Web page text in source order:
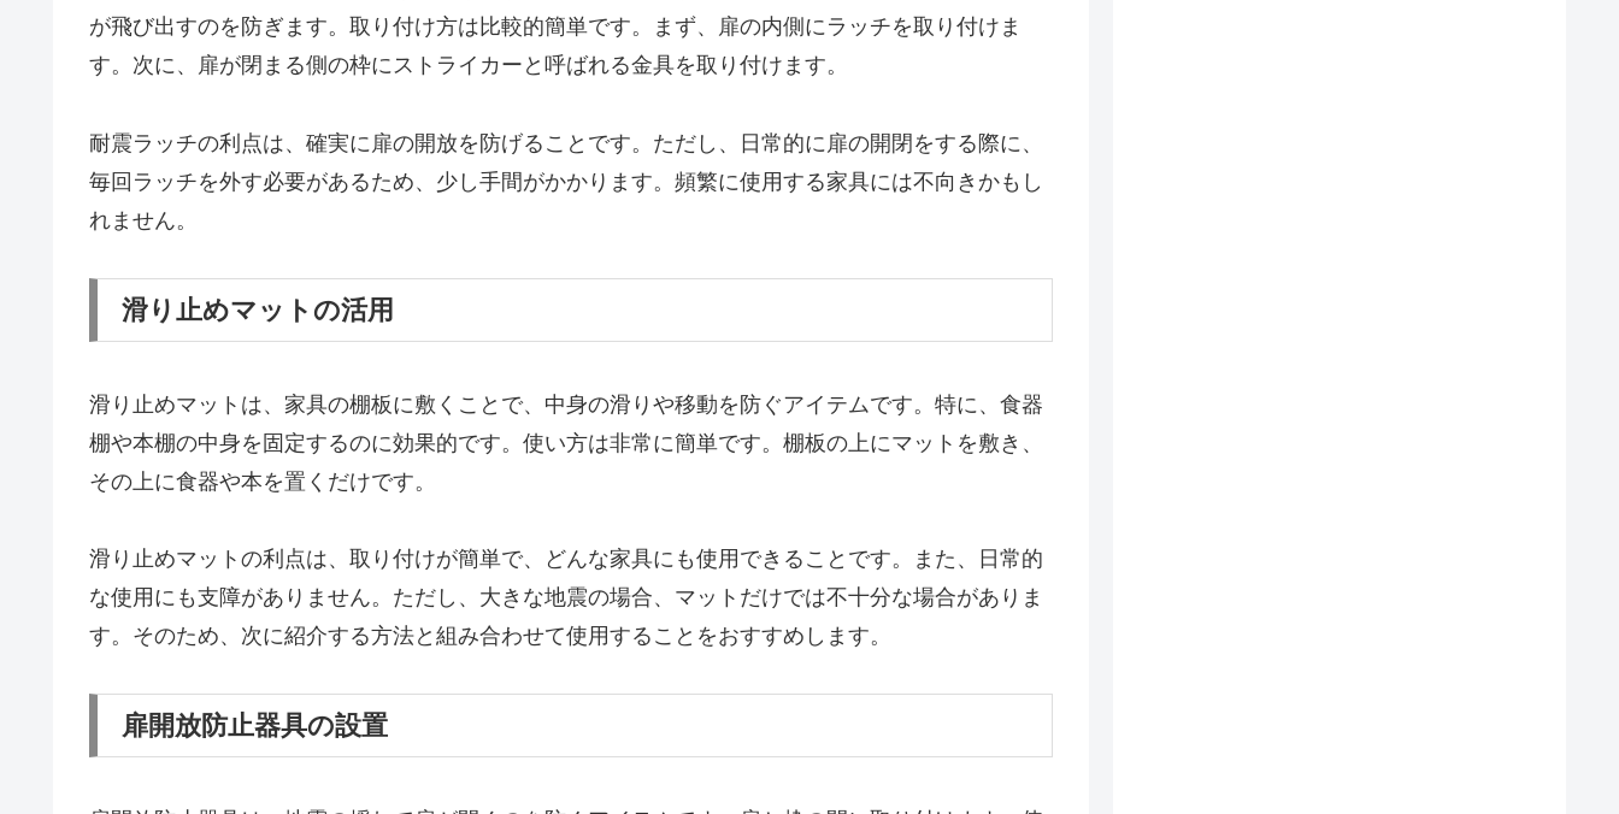
が飛び出すのを防ぎます。取り付け方は比較的簡単です。まず、扉の内側にラッチを取り付けま
す。次に、扉が閉まる側の枠にストライカーと呼ばれる金具を取り付けます。
耐震ラッチの利点は、確実に扉の開放を防げることです。ただし、日常的に扉の開閉をする際に、
毎回ラッチを外す必要があるため、少し手間がかかります。頻繁に使用する家具には不向きかもし
れません。
滑り止めマットの活用
滑り止めマットは、家具の棚板に敷くことで、中身の滑りや移動を防ぐアイテムです。特に、食器
棚や本棚の中身を固定するのに効果的です。使い方は非常に簡単です。棚板の上にマットを敷き、
その上に食器や本を置くだけです。
滑り止めマットの利点は、取り付けが簡単で、どんな家具にも使用できることです。また、日常的
な使用にも支障がありません。ただし、大きな地震の場合、マットだけでは不十分な場合がありま
す。そのため、次に紹介する方法と組み合わせて使用することをおすすめします。
扉開放防止器具の設置